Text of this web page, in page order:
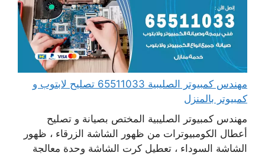
مهندس كمبيوتر الصليبية 65511033 تصليح لابتوب و
كمبيوتر بالمنزل
مهندس كمبيوتر الصليبية المختص بصيانة و تصليح
أعطال الكومبيوترات من ظهور الشاشة الزرقاء ، ظهور
الشاشة السوداء ، تعطيل كرت الشاشة وحدة معالجة